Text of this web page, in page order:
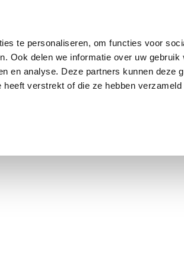
te personaliseren, om functies voor
Ook delen we informatie over uw gebruik
en analyse. Deze partners kunnen deze
verstrekt of die ze hebben
De Pijp: